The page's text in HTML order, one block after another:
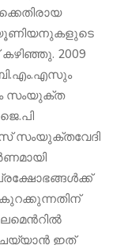
യൂണിയനുകളുടെ
2009
സംയുക്ത
സംയുക്തവേദി
ഇത്